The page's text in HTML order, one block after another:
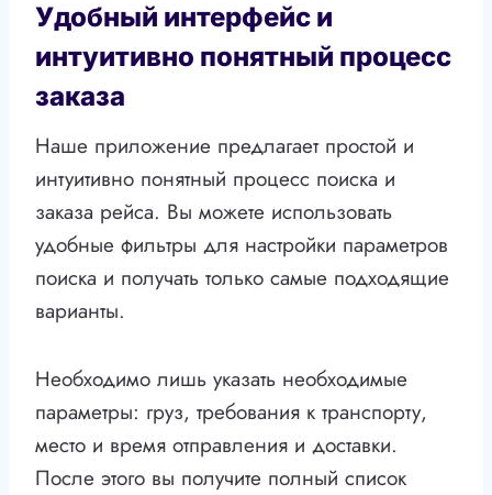
Удобный интерфейс и
интуитивно понятный процесс
заказа
Наше приложение предлагает простой и
интуитивно понятный процесс поиска и
заказа рейса. Вы можете использовать
удобные фильтры для настройки параметров
поиска и получать только самые подходящие
варианты.
Необходимо лишь указать необходимые
параметры: груз, требования к транспорту,
место и время отправления и доставки.
После этого вы получите полный список